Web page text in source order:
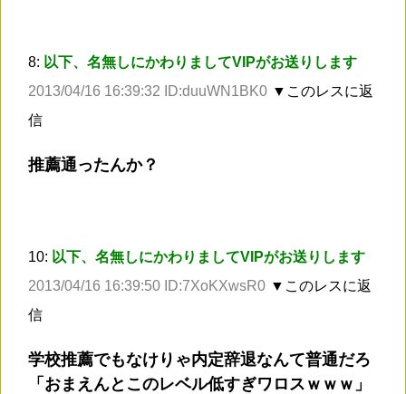
8: 以下、名無しにかわりましてVIPがお送りします
2013/04/16 16:39:32 ID:duuWN1BK0 ▼このレスに返
信
推薦通ったんか？
10: 以下、名無しにかわりましてVIPがお送りします
2013/04/16 16:39:50 ID:7XoKXwsR0 ▼このレスに返
信
学校推薦でもなけりゃ内定辞退なんて普通だろ
「おまえんとこのレベル低すぎワロスｗｗｗ」